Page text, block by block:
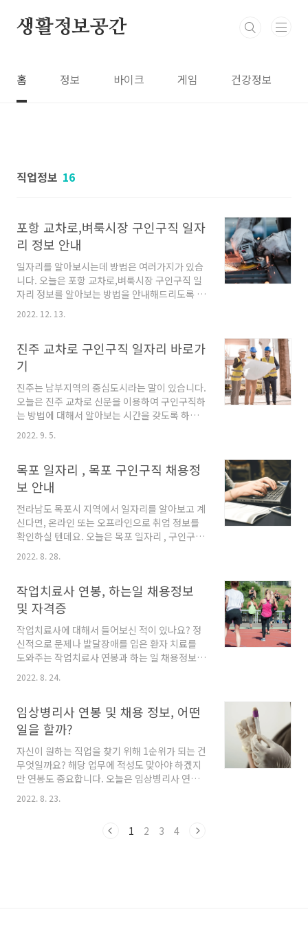
생활정보공간
홈 정보 바이크 게임 건강정보
직업정보 16
포항 교차로,벼룩시장 구인구직 일자
리 정보 안내
일자리를 알아보시는데 방법은 여러가지가 있습
니다. 오늘은 포항 교차로,벼룩시장 구인구직 일
자리 정보를 알아보는 방법을 안내해드리도록 하
겠습니다. 아래내용 차근차근 읽어보시고 원하시
는 정보 얻어가시길 바랍니다. 목차 포항 벼룩시
인구직 함께하면 좋은 포스팅 포항 벼룩시장 구
인구직 먼저 알아볼 포항 구인구직 정보는 벼룩
시장 홈페이지를 통해서 구인구직 일자리 정보를
확인 할 수 있습니다. 링크를 통해서 벼룩시장 홈
페이지에 접속을 합니다.
(http://www.findjob.co.kr/) 홈페이지에 접
속을 하시면 일자리 빠르게 찾기 메뉴가 보이는
구인구직 정보를 확인할 수 있습..
2022. 12. 13.
진주 교차로 구인구직 일자리 바로가
기
진주는 남부지역의 중심도시라는 말이 있습니다.
오늘은 진주 교차로 신문을 이용하여 구인구직하
는 방법에 대해서 알아보는 시간을 갖도록 하겠
습니다. 순서 진주 교차로 구인구직 진주 시청 홈
페이지 구인구직 정보 그 외 구인구직 사이트 소
인구직을 하는 방법을 안내해드리도록 하겠습니
다. 검색창에 진주 교차로 또는 진주 교차로 구인
구직을 검색하여 공식홈페이지로 접속합니다.
(링크를 통해 바로 갈 수 있습니다. 진주교차로 진
주교차로,부동산,구인구직,중고차,원룸,아파트,
생활정보 www.jinjuc.com 홈페이지를 보시면
지역별 검색으로 확인할 수 있으며, 대상별(중장
습니다...
2022. 9. 5.
목포 일자리 , 목포 구인구직 채용정
보 안내
전라남도 목포시 지역에서 일자리를 알아보고 계
신다면, 온라인 또는 오프라인으로 취업 정보를
확인하실 텐데요. 오늘은 목포 일자리 , 구인구직
채용정보를 온라인으로 확인하는 방법에 대해서
알아보도록 하겠습니다. 목차 목포시청 홈페이지
트 1. 목포시청 홈페이지 목포 일자리를 알아보기
위해서 구글, 다음, 네이버 등 포털의 검색을 활용
하면서 찾아보실 텐데요. 목포시청 홈페이지를
통해서도 일자리 및 취업정보가 제공되고 있습니
다. 목포시청 홈페이지에서 취업정보를 관리하기
때문에 다른 사이트에는 없는 채용정보도 있기
때문에 지역 특화된 곳에서 찾아보시는 게 더 유
의 구..
2022. 8. 28.
작업치료사 연봉, 하는일 채용정보
및 자격증
작업치료사에 대해서 들어보신 적이 있나요? 정
신적으로 문제나 발달장애를 입은 환자 치료를
도와주는 작업치료사 연봉과 하는 일 채용정보,
어떤 자격증이 필요한지 알아보는 시간을 갖도록
하겠습니다. 목차 작업치료사란? 작업치료사가
1. 작업치료사란? 작업치료사는 앞써 말씀드린
것처럼 발달지체를 않고 있는 사람에게 일상생활
을 할 수 있도록 도와줍니다. 환자와 함께 문제점
을 발견하고 개선하는 역할을 수행하게 됩니다.
작업치료사는 성인작업치료사와 아동 작업치료
사로 나눠집니다. 일상생활동작훈련, 신체기능
증진훈련, 지각 기술훈련 등 일상생활에 부적응
이 부족한 환자들을 대상으로 ..
2022. 8. 24.
임상병리사 연봉 및 채용 정보, 어떤
일을 할까?
자신이 원하는 직업을 찾기 위해 1순위가 되는 건
무엇일까요? 해당 업무에 적성도 맞아야 하겠지
만 연봉도 중요합니다. 오늘은 임상병리사 연봉
과 채용 정보 등을 살펴보는 시간을 갖도록 하겠
습니다. 목차 임상병리사 하는일 임상병리사 알
연봉 1. 임상병리사 하는 일 임상병리사라는 용어
2022. 8. 23.
1 2 3 4